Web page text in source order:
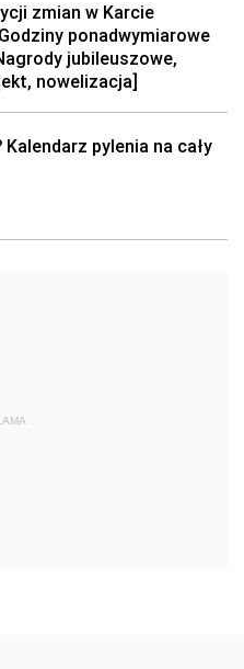
zmian w Karcie
ponadwymiarowe
jubileuszowe,
nowelizacja]
pylenia na cały